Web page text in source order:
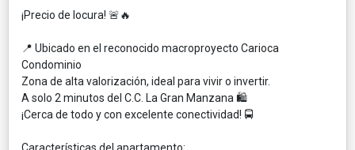
¡Precio de locura! 🚨🔥
📍 Ubicado en el reconocido macroproyecto Carioca
Condominio
Zona de alta valorización, ideal para vivir o invertir.
A solo 2 minutos del C.C. La Gran Manzana 🛍️
¡Cerca de todo y con excelente conectividad! 🚍